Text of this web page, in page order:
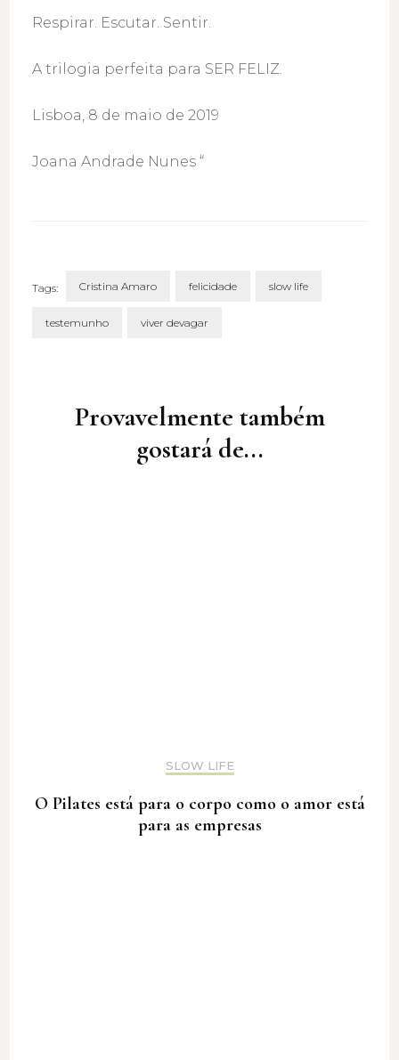
Respirar. Escutar. Sentir.
A trilogia perfeita para SER FELIZ.
Lisboa, 8 de maio de 2019
Joana Andrade Nunes “
Tags: Cristina Amaro felicidade slow life
testemunho viver devagar
Provavelmente também
gostará de...
SLOW LIFE
O Pilates está para o corpo como o amor está
para as empresas